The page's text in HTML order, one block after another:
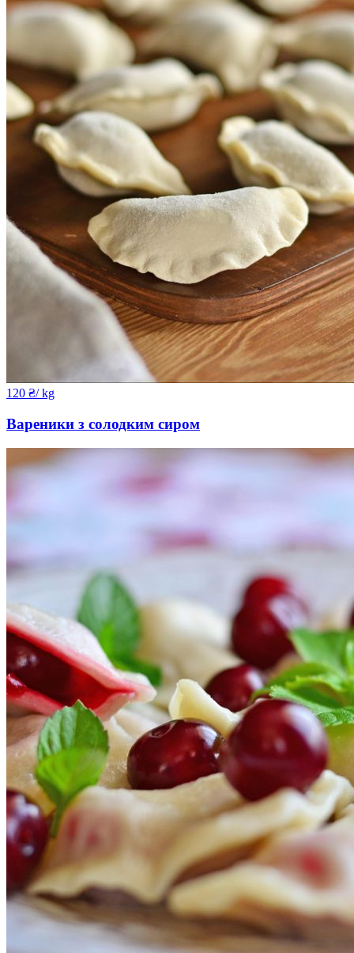
120 ₴/ kg
Вареники з солодким сиром